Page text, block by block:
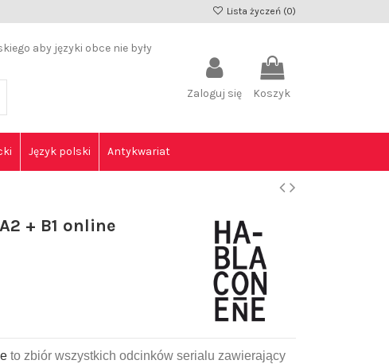
Lista życzeń (0)
aby języki obce nie były
Zaloguj się Koszyk
Język polski Antykwariat
+ B1 online
to zbiór wszystkich odcinków serialu zawierający